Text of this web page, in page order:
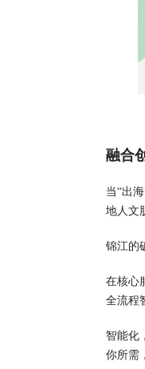
融合
当“出
地人文
锦江的
在核心
全流程
智能化
你所需